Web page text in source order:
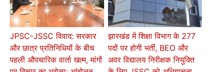
JPSC-JSSC विवाद: सरकार
और छात्र प्रतिनिधियों के बीच
पहली औपचारिक वार्ता खत्म, मांगों
झारखंड में शिक्षा विभाग के 277
पदों पर होगी भर्ती, BEO और
अवर विद्यालय निरीक्षक नियुक्ति